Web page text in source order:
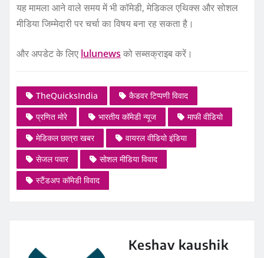
यह मामला आने वाले समय में भी कॉमेडी, मेडिकल एथिक्स और सोशल
मीडिया जिम्मेदारी पर चर्चा का विषय बना रह सकता है।
और अपडेट के लिए lulunews को सब्सक्राइब करें।
TheQuicksIndia
कैडवर टिप्पणी विवाद
प्रणित मोरे
भारतीय कॉमेडी न्यूज
माफी वीडियो
मेडिकल छात्रा खबर
वायरल वीडियो इंडिया
सेजल पवार
सोशल मीडिया विवाद
स्टैंडअप कॉमेडी विवाद
Keshav kaushik